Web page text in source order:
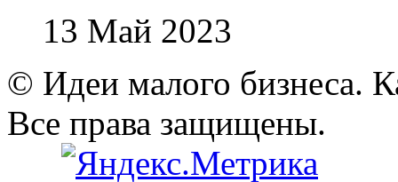
13 Май 2023
© Идеи малого бизнеса.
Все права защищены.